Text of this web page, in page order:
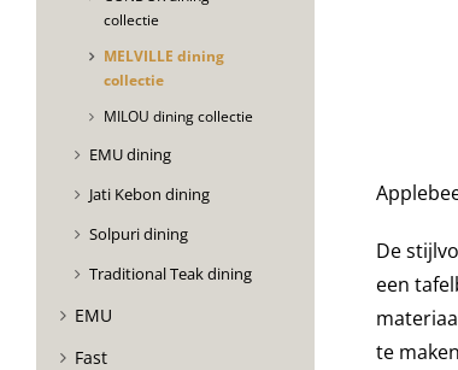
De
een
te
collectie
MELVILLE dining
collectie
MILOU dining collectie
EMU dining
Jati Kebon dining
Solpuri dining
Traditional Teak dining
EMU
Fast